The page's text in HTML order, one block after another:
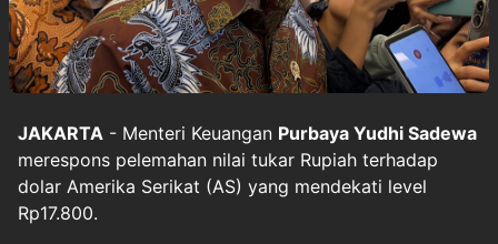
JAKARTA - Menteri Keuangan Purbaya Yudhi Sadewa
merespons pelemahan nilai tukar Rupiah terhadap
dolar Amerika Serikat (AS) yang mendekati level
Rp17.800.